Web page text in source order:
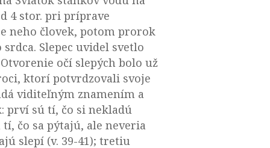
4 stor. pri príprave
neho človek, potom prorok
Slepec uvidel svetlo
očí slepých bolo už
ktorí potvrdzovali svoje
viditeľným znamením a
prví sú tí, čo si nekladú
čo sa pýtajú, ale neveria
slepí (v. 39-41); tretiu